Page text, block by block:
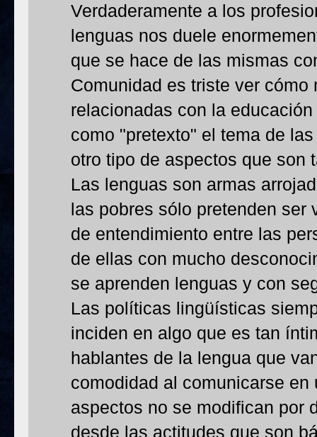
Verdaderamente a los
lenguas nos duele
que se hace de las mismas
Comunidad es triste ver
relacionadas con la
como "pretexto" el tema de
otro tipo de aspectos que son
Las lenguas son armas
las pobres sólo pretenden
de entendimiento entre las
de ellas con mucho
se aprenden lenguas y con
Las políticas lingüísticas
inciden en algo que es tan
hablantes de la lengua que
comodidad al comunicarse
aspectos no se modifican por
desde las actitudes que son